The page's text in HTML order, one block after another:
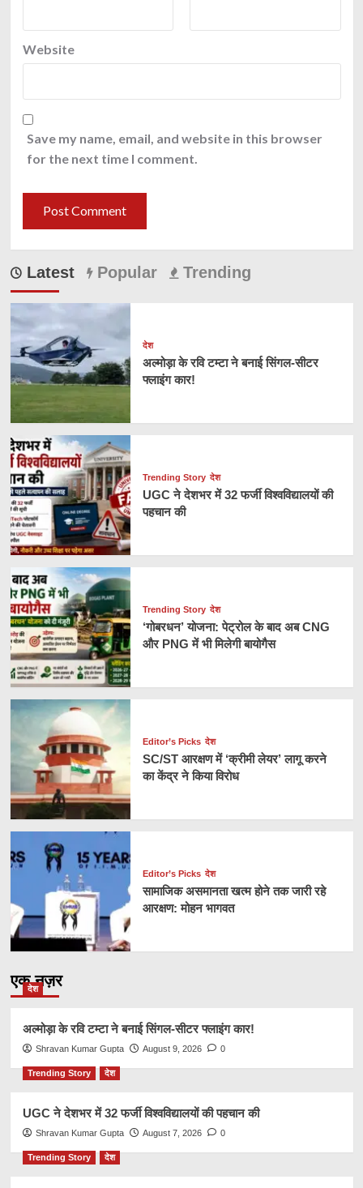
Website
Save my name, email, and website in this browser
for the next time I comment.
Latest Popular Trending
देश
अल्मोड़ा के रवि टम्टा ने बनाई सिंगल-सीटर
फ्लाइंग कार!
Trending Story देश
UGC ने देशभर में 32 फर्जी विश्वविद्यालयों की
पहचान की
Trending Story देश
‘गोबरधन’ योजना: पेट्रोल के बाद अब CNG
और PNG में भी मिलेगी बायोगैस
Editor’s Picks देश
SC/ST आरक्षण में ‘क्रीमी लेयर’ लागू करने
का केंद्र ने किया विरोध
Editor’s Picks देश
सामाजिक असमानता खत्म होने तक जारी रहे
आरक्षण: मोहन भागवत
एक नज़र
देश
अल्मोड़ा के रवि टम्टा ने बनाई सिंगल-सीटर फ्लाइंग कार!
Shravan Kumar Gupta August 9, 2026 0
Trending Story देश
UGC ने देशभर में 32 फर्जी विश्वविद्यालयों की पहचान की
Shravan Kumar Gupta August 7, 2026 0
Trending Story देश